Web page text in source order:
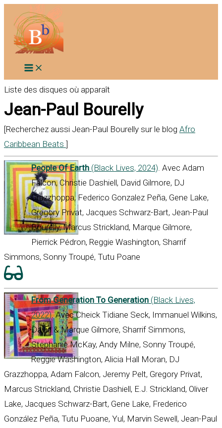
contenu
Liste des disques où apparaît
Jean-Paul Bourelly
[Recherchez aussi Jean-Paul Bourelly sur le blog Afro
Caribbean Beats ]
People Of Earth (Black Lives, 2024). Avec Adam
Falcon, Christie Dashiell, David Gilmore, DJ
Grazzhoppa, Federico Gonzalez Peña, Gene Lake,
Gregory Privat, Jacques Schwarz-Bart, Jean-Paul
Bourelly, Marcus Strickland, Marque Gilmore,
Pierrick Pédron, Reggie Washington, Sharrif
Simmons, Sonny Troupé, Tutu Poane
From Generation To Generation (Black Lives,
2022). Avec Cheick Tidiane Seck, Immanuel Wilkins,
David & Marque Gilmore, Sharrif Simmons,
Stephanie McKay, Andy Milne, Sonny Troupé,
Reggie Washington, Alicia Hall Moran, DJ
Grazzhoppa, Adam Falcon, Jeremy Pelt, Gregory Privat,
Marcus Strickland, Christie Dashiell, E.J. Strickland, Oliver
Lake, Jacques Schwarz-Bart, Gene Lake, Frederico
González Peña, Tutu Puoane, Yul, Marvin Sewell, Jean-Paul